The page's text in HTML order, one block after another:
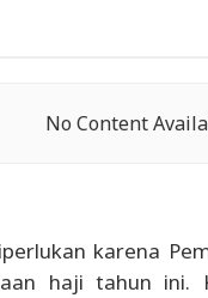
No Content
karena
haji tahun ini.